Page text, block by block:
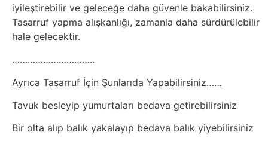
iyileştirebilir ve geleceğe daha güvenle bakabilirsiniz.
Tasarruf yapma alışkanlığı, zamanla daha sürdürülebilir
hale gelecektir.
…………………………..
Ayrıca Tasarruf İçin Şunlarıda Yapabilirsiniz……
Tavuk besleyip yumurtaları bedava getirebilirsiniz
Bir olta alıp balık yakalayıp bedava balık yiyebilirsiniz